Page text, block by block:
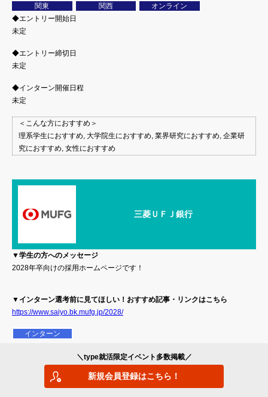
関東
関西
オンライン
◆エントリー開始日
未定
◆エントリー締切日
未定
◆インターン開催日程
未定
＜こんな方におすすめ＞
理系学生におすすめ, 大学院生におすすめ, 業界研究におすすめ, 企業研
究におすすめ, 女性におすすめ
三菱ＵＦＪ銀行
▼学生の方へのメッセージ
2028年卒向けの採用ホームページです！
▼インターン選考前に見てほしい！おすすめ記事・リンクはこちら
https://www.saiyo.bk.mufg.jp/2028/
インターン
オンライン
◆エントリー開始日
＼type就活限定イベント多数掲載／
新規会員登録はこちら！